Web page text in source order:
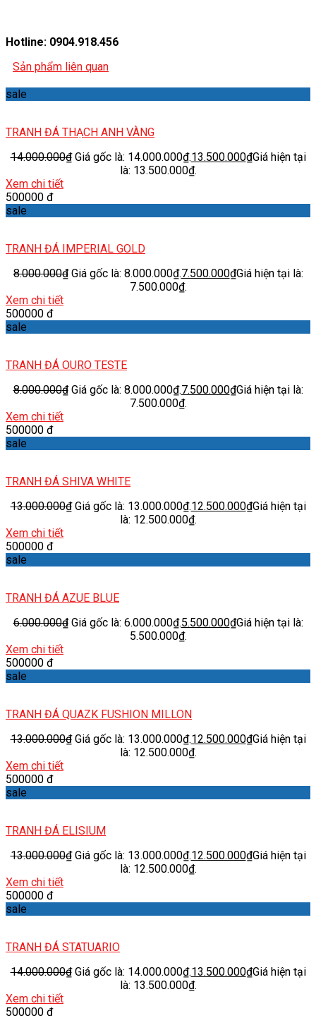
Hotline: 0904.918.456
Sản phẩm liên quan
sale
TRANH ĐÁ THẠCH ANH VÀNG
14.000.000₫ Giá gốc là: 14.000.000₫.13.500.000₫Giá hiện tại
là: 13.500.000₫.
Xem chi tiết
500000 đ
sale
TRANH ĐÁ IMPERIAL GOLD
8.000.000₫ Giá gốc là: 8.000.000₫.7.500.000₫Giá hiện tại là:
7.500.000₫.
Xem chi tiết
500000 đ
sale
TRANH ĐÁ OURO TESTE
8.000.000₫ Giá gốc là: 8.000.000₫.7.500.000₫Giá hiện tại là:
7.500.000₫.
Xem chi tiết
500000 đ
sale
TRANH ĐÁ SHIVA WHITE
13.000.000₫ Giá gốc là: 13.000.000₫.12.500.000₫Giá hiện tại
là: 12.500.000₫.
Xem chi tiết
500000 đ
sale
TRANH ĐÁ AZUE BLUE
6.000.000₫ Giá gốc là: 6.000.000₫.5.500.000₫Giá hiện tại là:
5.500.000₫.
Xem chi tiết
500000 đ
sale
TRANH ĐÁ QUAZK FUSHION MILLON
13.000.000₫ Giá gốc là: 13.000.000₫.12.500.000₫Giá hiện tại
là: 12.500.000₫.
Xem chi tiết
500000 đ
sale
TRANH ĐÁ ELISIUM
13.000.000₫ Giá gốc là: 13.000.000₫.12.500.000₫Giá hiện tại
là: 12.500.000₫.
Xem chi tiết
500000 đ
sale
TRANH ĐÁ STATUARIO
14.000.000₫ Giá gốc là: 14.000.000₫.13.500.000₫Giá hiện tại
là: 13.500.000₫.
Xem chi tiết
500000 đ